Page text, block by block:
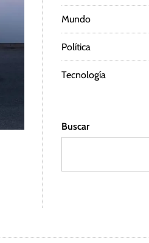
Mundo
Política
Tecnología
Buscar